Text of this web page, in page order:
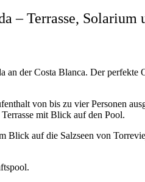
– Terrasse, Solarium
der Costa Blanca. Der
von bis zu vier Personen
mit Blick auf den Pool.
auf die Salzseen von